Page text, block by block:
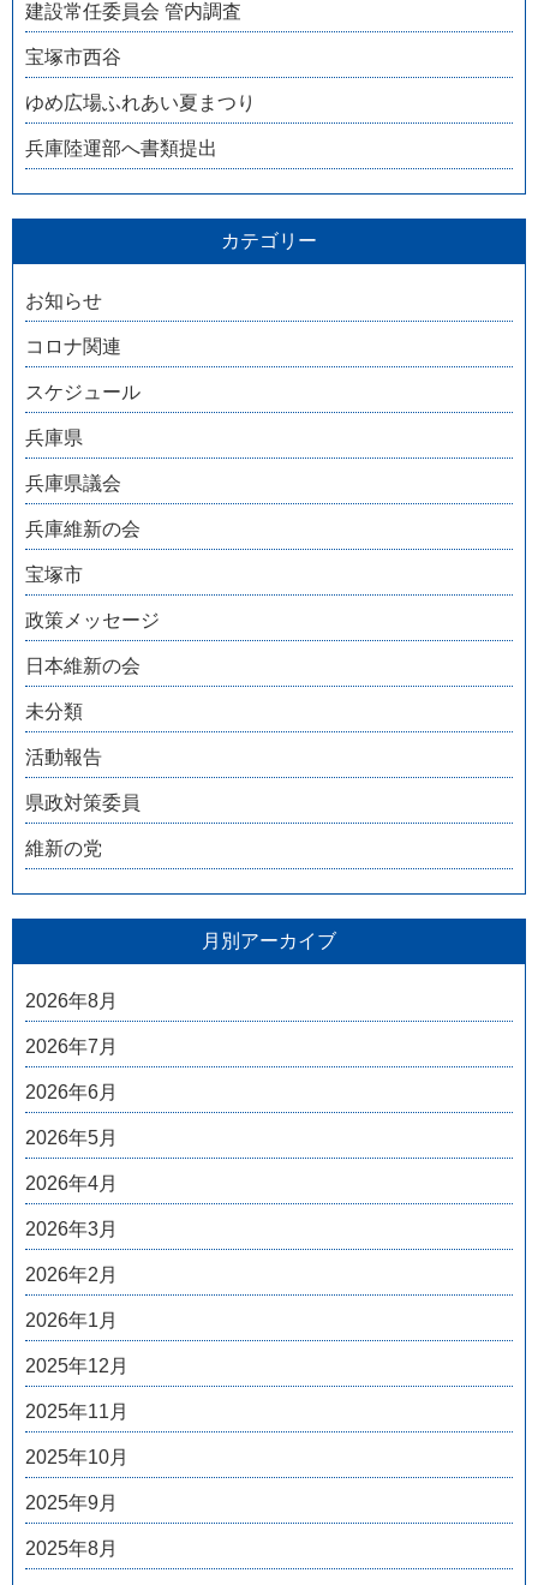
建設常任委員会 管内調査
宝塚市西谷
ゆめ広場ふれあい夏まつり
兵庫陸運部へ書類提出
カテゴリー
お知らせ
コロナ関連
スケジュール
兵庫県
兵庫県議会
兵庫維新の会
宝塚市
政策メッセージ
日本維新の会
未分類
活動報告
県政対策委員
維新の党
月別アーカイブ
2026年8月
2026年7月
2026年6月
2026年5月
2026年4月
2026年3月
2026年2月
2026年1月
2025年12月
2025年11月
2025年10月
2025年9月
2025年8月